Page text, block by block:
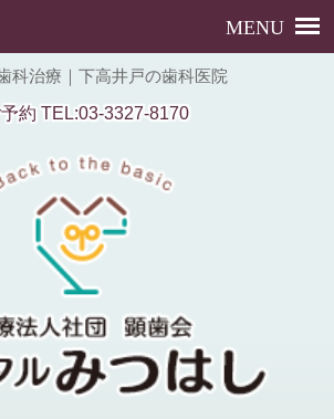
科治療｜下高井戸の歯科医院
予約 TEL:03-3327-8170